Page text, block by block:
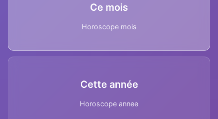
Ce mois
Horoscope mois
Cette année
Horoscope annee